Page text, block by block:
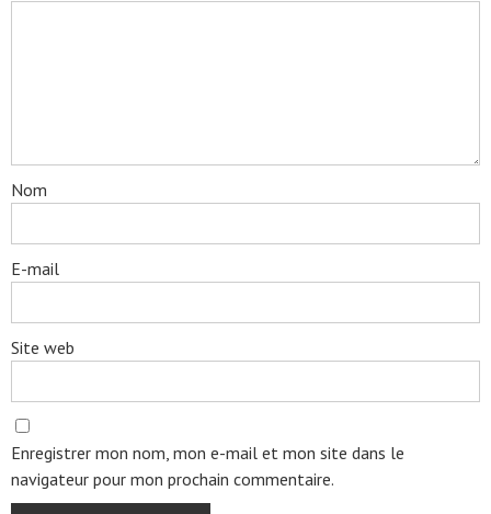
Nom
E-mail
Site web
Enregistrer mon nom, mon e-mail et mon site dans le
navigateur pour mon prochain commentaire.